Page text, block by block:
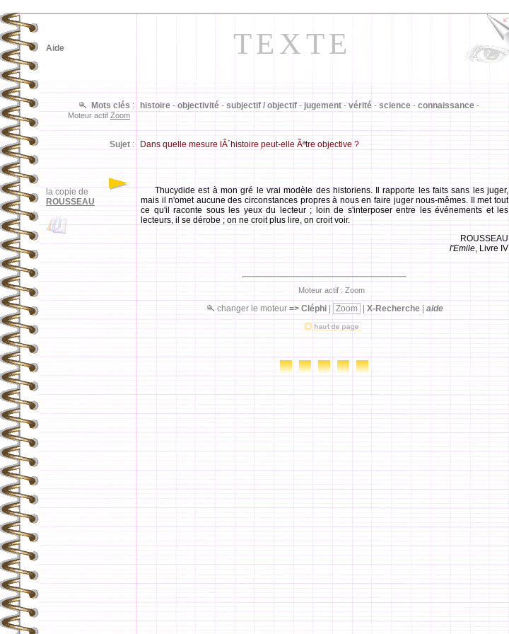
TEXTE
la copie de
ROUSSEAU
histoire - objectivité - subjectif / objectif - jugement - vérité - science - connaissance -
Mots clés :
Moteur actif Zoom
Sujet : Dans quelle mesure lÂ´histoire peut-elle Ãªtre objective ?
Aide
Thucydide est à mon gré le vrai modèle des historiens. Il rapporte les faits sans les juger,
mais il n'omet aucune des circonstances propres à nous en faire juger nous-mêmes. Il met tout
ce qu'il raconte sous les yeux du lecteur ; loin de s'interposer entre les événements et les
lecteurs, il se dérobe ; on ne croit plus lire, on croit voir.
ROUSSEAU
l'Emile, Livre IV
Moteur actif : Zoom
changer le moteur => Cléphi| Zoom X-Recherche| aide